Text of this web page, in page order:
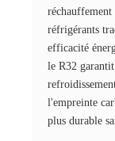
réfrigérants
efficacité
le R32 garantit
l'empreinte
plus durable